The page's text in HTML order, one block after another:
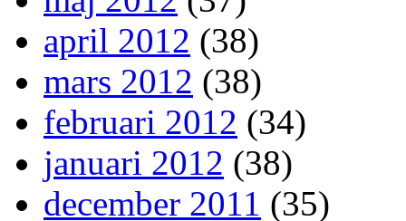
april 2012 (38)
mars 2012 (38)
februari 2012 (34)
januari 2012 (38)
december 2011 (35)